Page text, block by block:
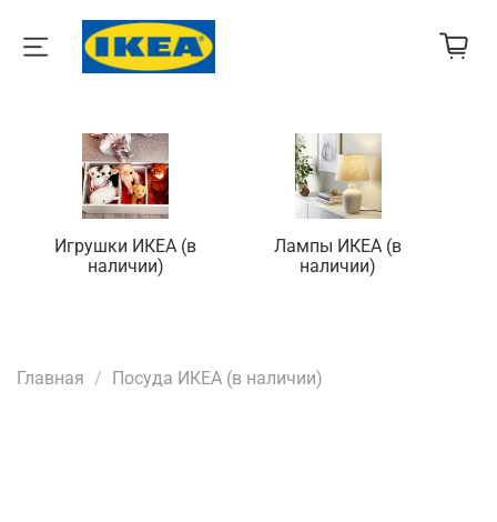
Игрушки ИКЕА (в
наличии)
Лампы ИКЕА (в
наличии)
Главная Посуда ИКЕА (в наличии)